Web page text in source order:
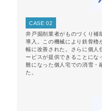
CASE 02
井戸掘削業者がものづくり補
導入。この機械により鉄骨櫓
幅に改善された。さらに個人
ービスが提供できることにな
難になった個人宅での消雪・
た。